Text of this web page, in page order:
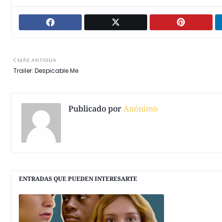
MÁS ANTIGUA
Trailer: Despicable Me
Publicado porAnónimo
ENTRADAS QUE PUEDEN INTERESARTE